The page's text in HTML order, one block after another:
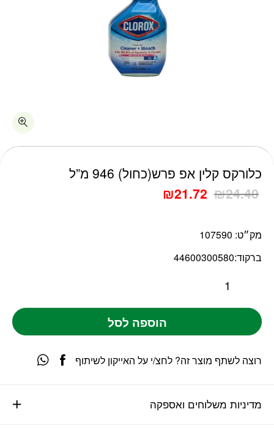
כלורקס קלין אפ פרש(כחול) 946 מ”ל
₪24.40
₪21.72
מק״ט: 107590
ברקוד:44600300580
כמות כלורקס קלין אפ פרש(כחול) 946 מ"ל
הוספה לסל
מדיניות משלוחים ואספקה
רוצה לשתף מוצר זה? לחצ/י על האייקון לשיתוף